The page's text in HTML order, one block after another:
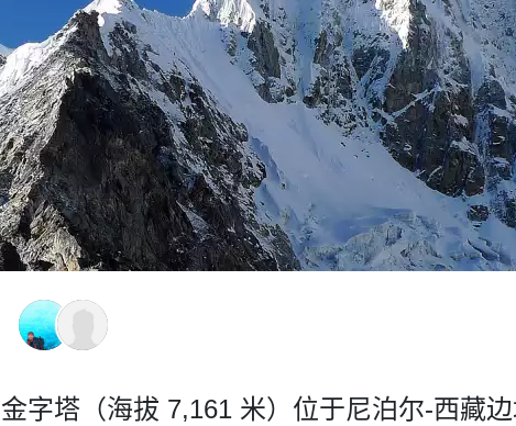
字塔（海拔 7,161 米）位于尼泊尔-西藏